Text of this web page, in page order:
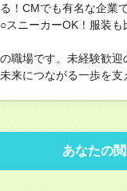
！CMでも有名な企業
スニーカーOK！服装
職場です。未経験歓
来につながる一歩を支
あなたの